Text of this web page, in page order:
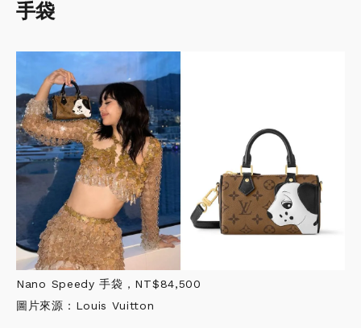
手袋
Nano Speedy 手袋，NT$84,500
圖片來源：Louis Vuitton